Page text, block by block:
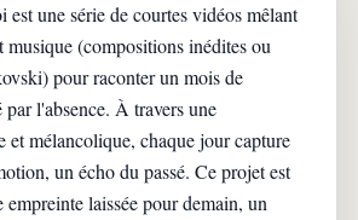
est une série de courtes vidéos mêlant
musique (compositions inédites ou
pour raconter un mois de
par l'absence. À travers une
et mélancolique, chaque jour capture
un écho du passé. Ce projet est
empreinte laissée pour demain, un